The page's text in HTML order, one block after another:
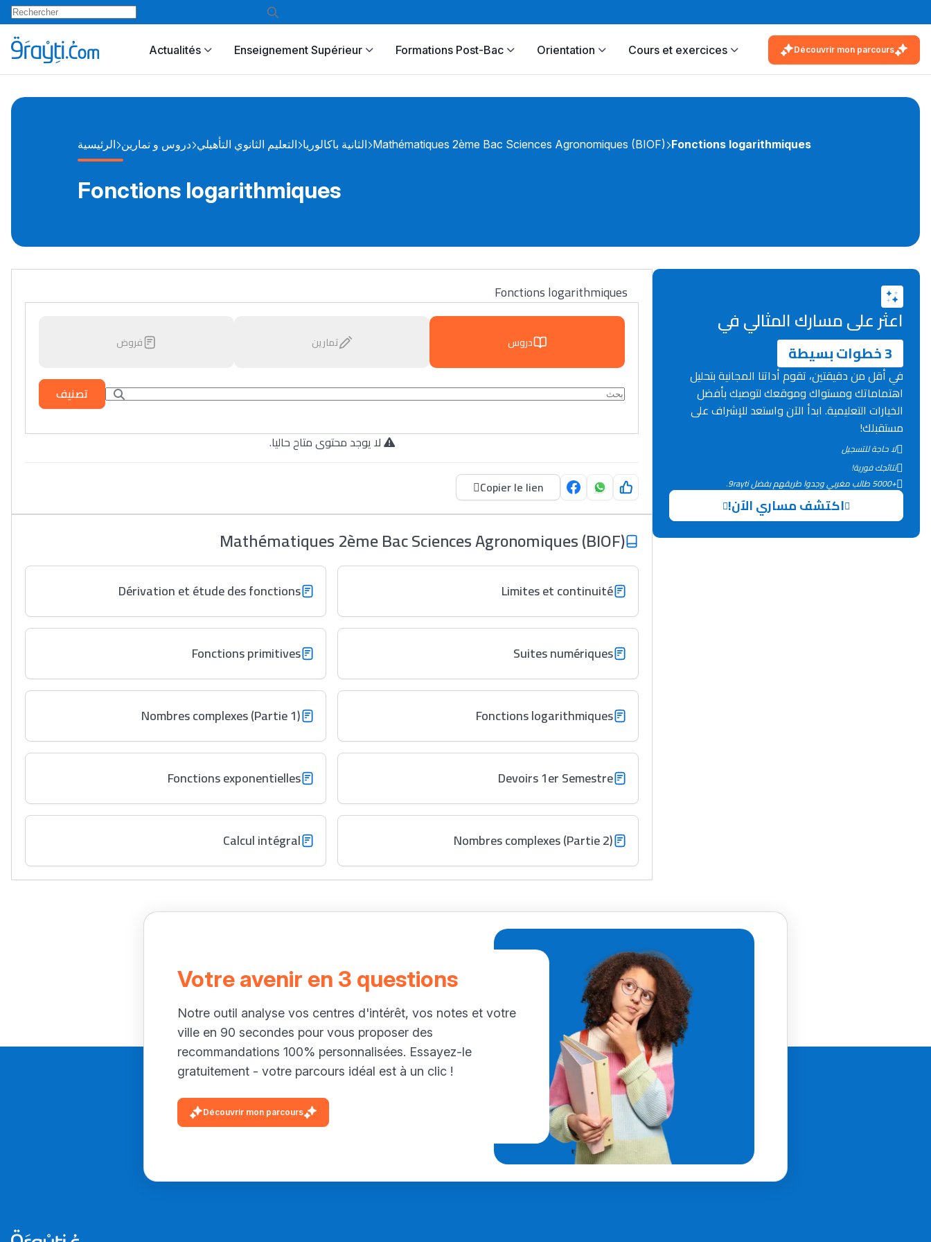
Actualités Enseignement Supérieur Formations Post-Bac Orientation Cours et exercices Découvrir mon parcours
الرئيسية دروس و تمارين التعليم الثانوي التأهيلي الثانية باكالوريا Mathématiques 2ème Bac Sciences Agronomiques (BIOF) Fonctions logarithmiques
Fonctions logarithmiques
Fonctions logarithmiques
دروس تمارين فروض
تصنيف
لا يوجد محتوى متاح حاليا.
Copier le lien
Mathématiques 2ème Bac Sciences Agronomiques (BIOF)
Limites et continuité
Dérivation et étude des fonctions
Suites numériques
Fonctions primitives
Fonctions logarithmiques
Nombres complexes (Partie 1)
Devoirs 1er Semestre
Fonctions exponentielles
Nombres complexes (Partie 2)
Calcul intégral
اعثر على مسارك المثالي في
3 خطوات بسيطة
في أقل من دقيقتين، تقوم أداتنا المجانية بتحليل
اهتماماتك ومستواك وموقعك لتوصيك بأفضل
الخيارات التعليمية. ابدأ الآن واستعد للإشراف على
مستقبلك!
لا حاجة للتسجيل
نتائجك فورية!
+5000 طالب مغربي وجدوا طريقهم بفضل 9rayti.
اكتشف مساري الآن!
Votre avenir en 3 questions
Notre outil analyse vos centres d'intérêt, vos notes et votre
ville en 90 secondes pour vous proposer des
recommandations 100% personnalisées. Essayez-le
gratuitement - votre parcours idéal est à un clic !
Découvrir mon parcours